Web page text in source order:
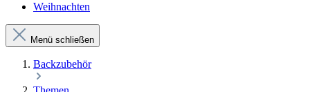
Weihnachten
Menü schließen
Backzubehör